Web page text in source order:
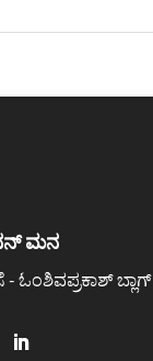
ಮನ
ಓಂಶಿವಪ್ರಕಾಶ್ ಬ್ಲಾಗ್